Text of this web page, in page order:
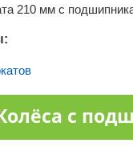
210 мм с
с